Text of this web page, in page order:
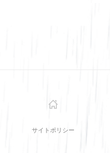
サイトポリシー